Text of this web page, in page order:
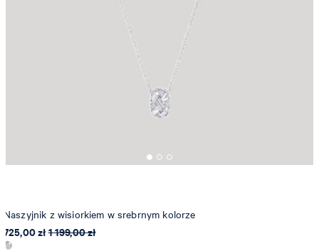
Naszyjnik z wisiorkiem w srebrnym kolorze
725,00 zł1 199,00 zł